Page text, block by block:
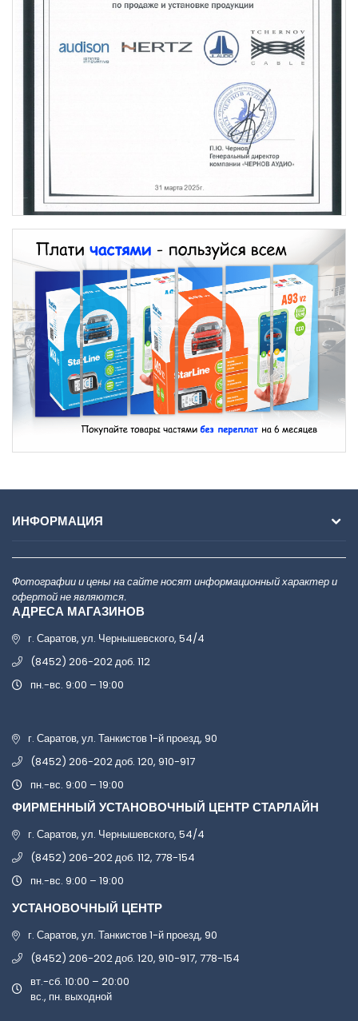
ИНФОРМАЦИЯ
Фотографии и цены на сайте носят информационный характер и
офертой не являются.
АДРЕСА МАГАЗИНОВ
г. Саратов, ул. Чернышевского, 54/4
(8452) 206-202 доб. 112
пн.-вс. 9:00 – 19:00
г. Саратов, ул. Танкистов 1-й проезд, 90
(8452) 206-202 доб. 120, 910-917
пн.-вс. 9:00 – 19:00
ФИРМЕННЫЙ УСТАНОВОЧНЫЙ ЦЕНТР СТАРЛАЙН
г. Саратов, ул. Чернышевского, 54/4
(8452) 206-202 доб. 112, 778-154
пн.-вс. 9:00 – 19:00
УСТАНОВОЧНЫЙ ЦЕНТР
г. Саратов, ул. Танкистов 1-й проезд, 90
(8452) 206-202 доб. 120, 910-917, 778-154
вт.-сб. 10:00 – 20:00
вс., пн. выходной